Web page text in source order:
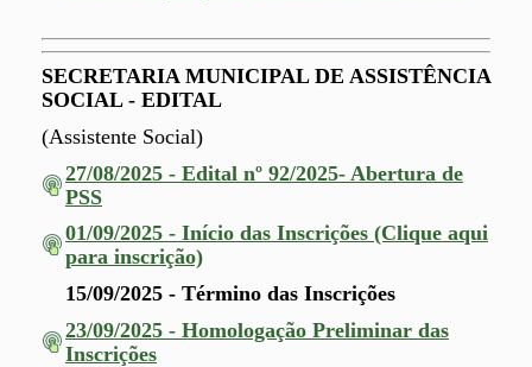
SECRETARIA MUNICIPAL DE ASSISTÊNCIA
SOCIAL - EDITAL
(Assistente Social)
27/08/2025 - Edital nº 92/2025- Abertura de
PSS
01/09/2025 - Início das Inscrições (Clique aqui
para inscrição)
15/09/2025 - Término das Inscrições
23/09/2025 - Homologação Preliminar das
Inscrições